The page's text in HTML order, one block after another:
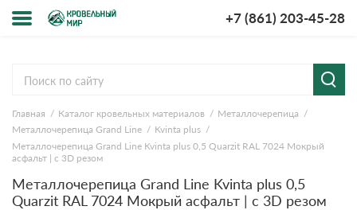
+7 (861) 203-45-28
компании
и оплата
ответы
Главная Каталог кровельных материалов
Металлочерепица
Металлочерепица Grand Line
Kvinta plus
Металлочерепица Grand Line Kvinta plus 0,5 Quarzit RAL 7024 Мокрый
асфальт | c 3D резом
Металлочерепица Grand Line Kvinta plus 0,5
Quarzit RAL 7024 Мокрый асфальт | c 3D резом